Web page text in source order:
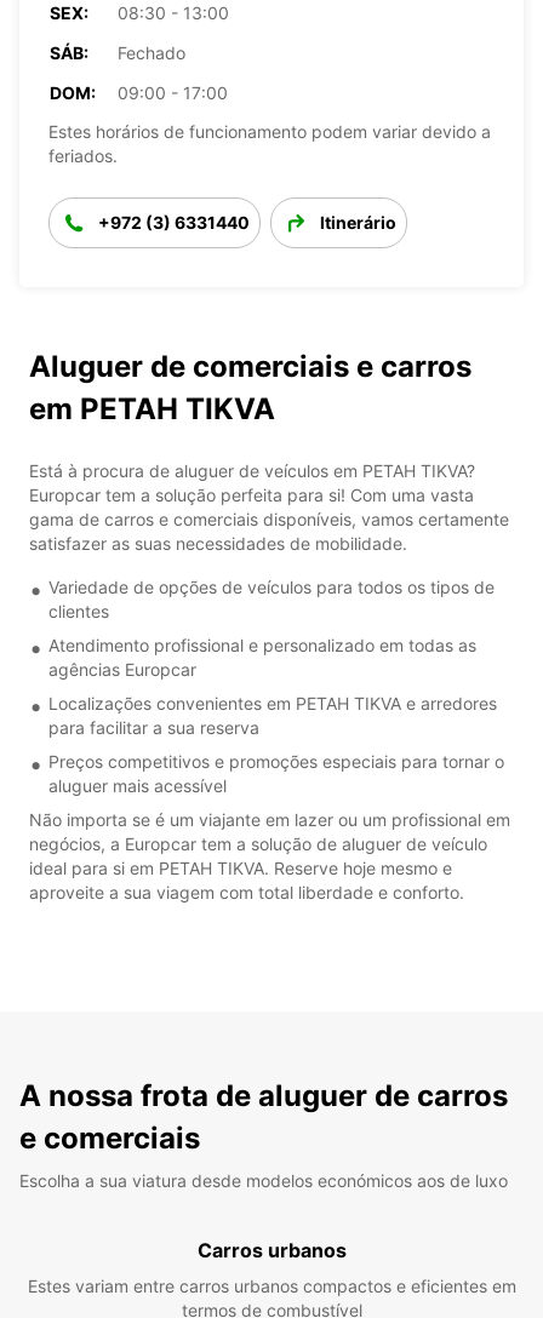
SEX:
08:30 - 13:00
SÁB:
Fechado
DOM:
09:00 - 17:00
Estes horários de funcionamento podem variar devido a
feriados.
+972 (3) 6331440 Itinerário
Aluguer de comerciais e carros
em PETAH TIKVA
Está à procura de aluguer de veículos em PETAH TIKVA?
Europcar tem a solução perfeita para si! Com uma vasta
gama de carros e comerciais disponíveis, vamos certamente
satisfazer as suas necessidades de mobilidade.
Variedade de opções de veículos para todos os tipos de
clientes
Atendimento profissional e personalizado em todas as
agências Europcar
Localizações convenientes em PETAH TIKVA e arredores
para facilitar a sua reserva
Preços competitivos e promoções especiais para tornar o
aluguer mais acessível
Não importa se é um viajante em lazer ou um profissional em
negócios, a Europcar tem a solução de aluguer de veículo
ideal para si em PETAH TIKVA. Reserve hoje mesmo e
aproveite a sua viagem com total liberdade e conforto.
A nossa frota de aluguer de carros
e comerciais
Escolha a sua viatura desde modelos económicos aos de luxo
Carros urbanos
Estes variam entre carros urbanos compactos e eficientes em
termos de combustível